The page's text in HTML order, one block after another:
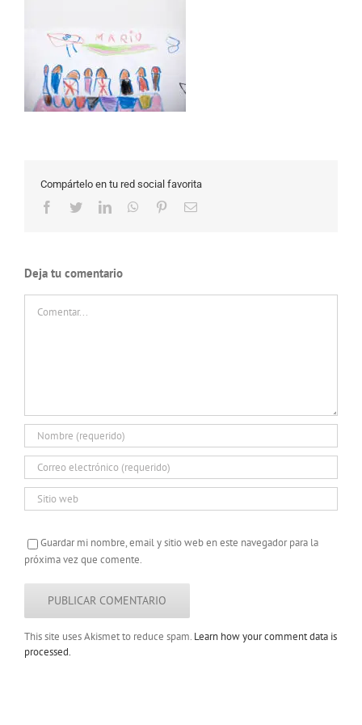
Compártelo en tu red social favorita
Facebook
TwitterLinkedInWhatsApp
PinterestCorreo
Deja tu comentario
Guardar mi nombre, email y sitio web en este navegador para la
próxima vez que comente.
This site uses Akismet to reduce spam. Learn how your comment data is
processed.